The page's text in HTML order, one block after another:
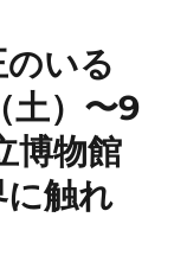
いる
土）〜9
博物館
に触れ